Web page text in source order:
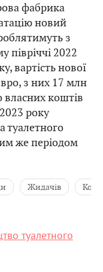
фабрика
новий
з
півріччі 2022
вартість нової
з них 17 млн
власних коштів
року
туалетного
же періодом
Жидачів
туалетного